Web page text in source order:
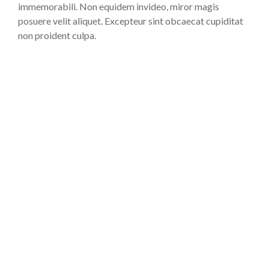
immemorabili. Non equidem invideo, miror magis
posuere velit aliquet. Excepteur sint obcaecat cupiditat
non proident culpa.